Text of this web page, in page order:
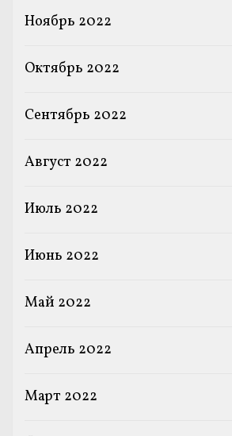
Ноябрь 2022
Октябрь 2022
Сентябрь 2022
Август 2022
Июль 2022
Июнь 2022
Май 2022
Апрель 2022
Март 2022